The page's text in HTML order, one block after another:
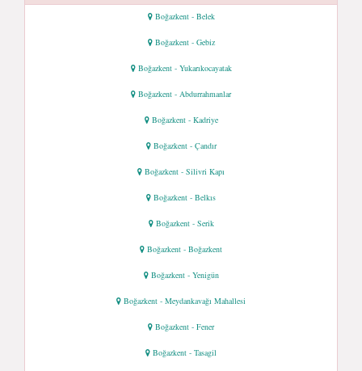
Boğazkent - Belek
Boğazkent - Gebiz
Boğazkent - Yukarıkocayatak
Boğazkent - Abdurrahmanlar
Boğazkent - Kadriye
Boğazkent - Çandır
Boğazkent - Silivri Kapı
Boğazkent - Belkıs
Boğazkent - Serik
Boğazkent - Boğazkent
Boğazkent - Yenigün
Boğazkent - Meydankavağı Mahallesi
Boğazkent - Fener
Boğazkent - Tasagil